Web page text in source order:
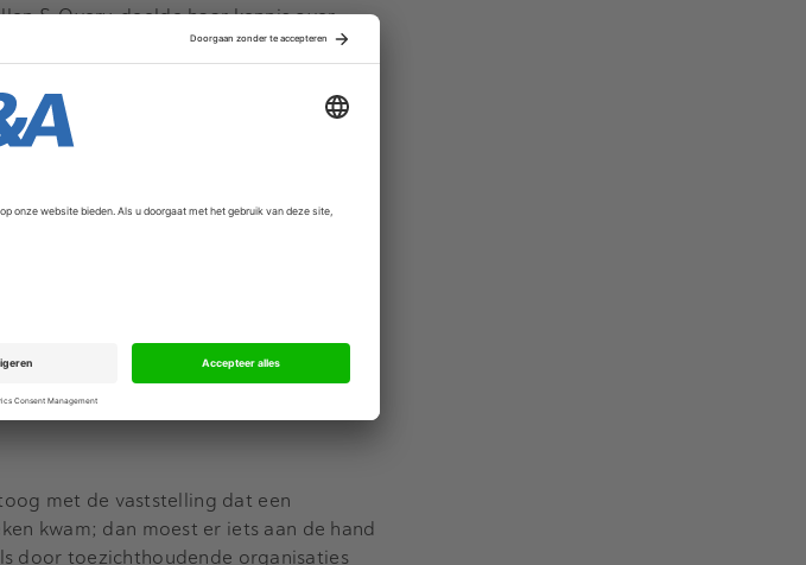
& Overy, deelde haar kennis over
Van Hooijdonk, naast advocaat
uitleg van overeenkomsten /
van litigation. Hoewel er over de uitleg
kaders en eerdere uitspraken die het
& Overy een uitstap verzorgd buiten
voor de toehorende M&A
& Overy, deelde haar kennis over
Van Hooijdonk, naast advocaat
uitleg van overeenkomsten /
van litigation. Hoewel er over de uitleg
kaders en eerdere uitspraken die het
met de vaststelling dat een
kwam; dan moest er iets aan de hand
door toezichthoudende organisaties